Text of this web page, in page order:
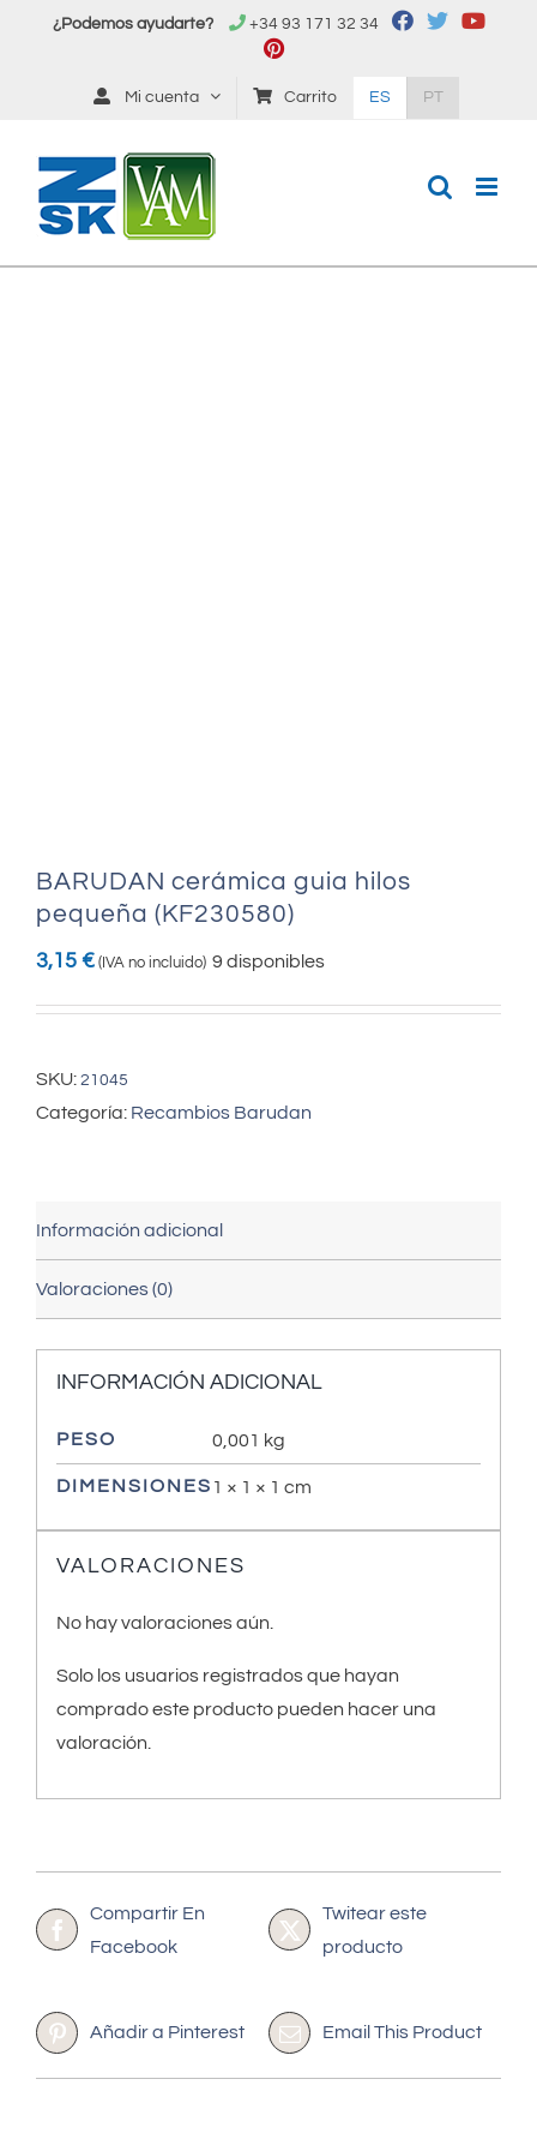
¿Podemos ayudarte? +34 93 171 32 34
Mi cuenta Carrito ES PT
BARUDAN cerámica guia hilos
pequeña (KF230580)
3,15 € (IVA no incluido) 9 disponibles
SKU: 21045
Categoría: Recambios Barudan
Información adicional
Valoraciones (0)
INFORMACIÓN ADICIONAL
PESO 0,001 kg
DIMENSIONES 1 × 1 × 1 cm
VALORACIONES
No hay valoraciones aún.
Solo los usuarios registrados que hayan
comprado este producto pueden hacer una
valoración.
Compartir En
Facebook
Twitear este
producto
Añadir a Pinterest Email This Product